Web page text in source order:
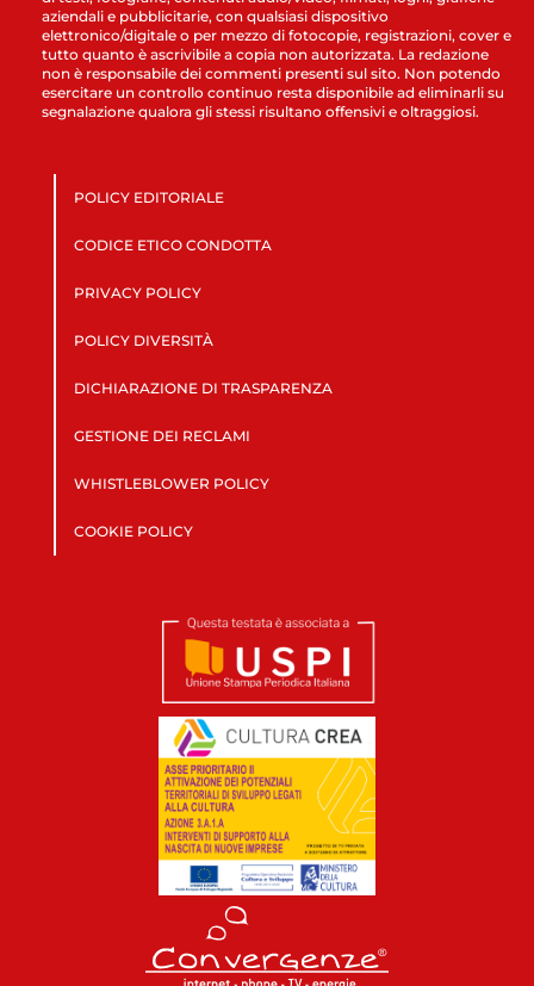
aziendali e pubblicitarie, con qualsiasi dispositivo
elettronico/digitale o per mezzo di fotocopie, registrazioni, cover e
tutto quanto è ascrivibile a copia non autorizzata. La redazione
non è responsabile dei commenti presenti sul sito. Non potendo
esercitare un controllo continuo resta disponibile ad eliminarli su
segnalazione qualora gli stessi risultano offensivi e oltraggiosi.
POLICY EDITORIALE
CODICE ETICO CONDOTTA
PRIVACY POLICY
POLICY DIVERSITÀ
DICHIARAZIONE DI TRASPARENZA
GESTIONE DEI RECLAMI
WHISTLEBLOWER POLICY
COOKIE POLICY